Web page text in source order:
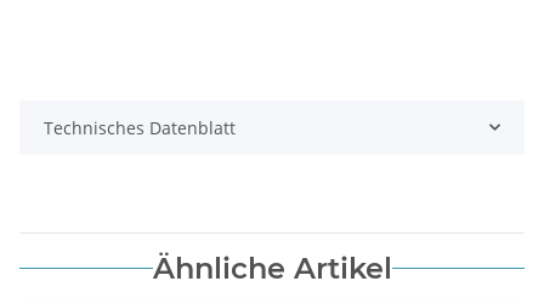
Technisches Datenblatt
Ähnliche Artikel